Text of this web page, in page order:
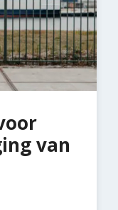
van